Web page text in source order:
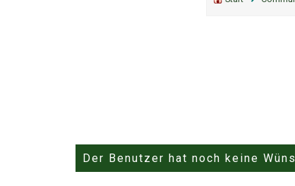
Der Benutzer hat noch keine